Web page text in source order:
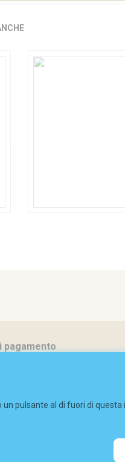
pagamento
pulsante al di fuori di